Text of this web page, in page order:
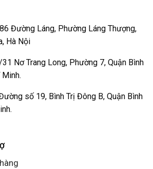
Đường Láng, Phường Láng Thượng,
Hà Nội
Nơ Trang Long, Phường 7, Quận Bình
Minh.
số 19, Bình Trị Đông B, Quận Bình